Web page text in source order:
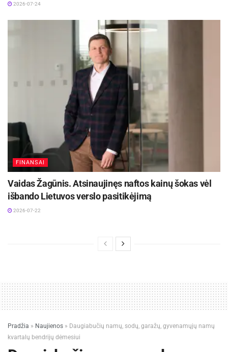
2026-07-24
FINANSAI
Vaidas Žagūnis. Atsinaujinęs naftos kainų šokas vėl
išbando Lietuvos verslo pasitikėjimą
2026-07-22
Pradžia » Naujienos » Daugiabučių namų, sodų, garažų, gyvenamųjų namų
kvartalų bendrijų dėmesiui